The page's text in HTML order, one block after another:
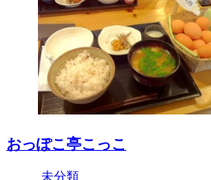
おっぽこ亭こっこ
未分類